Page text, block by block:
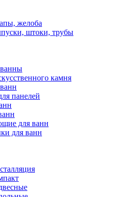
желоба
штоки, трубы
камня
панелей
для ванн
для ванн